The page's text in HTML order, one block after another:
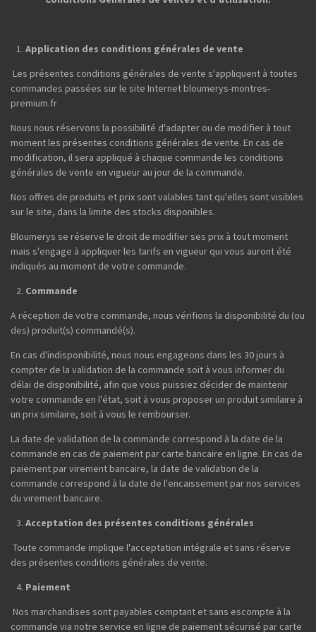
Application des conditions générales de vente
Les présentes conditions générales de vente s'appliquent à toutes
commandes passées sur le site Internet bloumerys-montres-
premium.fr
Nous nous réservons la possibilité d'adapter ou de modifier à tout
moment les présentes conditions générales de vente. En cas de
modification, il sera appliqué à chaque commande les conditions
générales de vente en vigueur au jour de la commande.
Nos offres de produits et prix sont valables tant qu'elles sont visibles
sur le site, dans la limite des stocks disponibles.
Bloumerys se réserve le droit de modifier ses prix à tout moment
mais s'engage à appliquer les tarifs en vigueur qui vous auront été
indiqués au moment de votre commande.
Commande
A réception de votre commande, nous vérifions la disponibilité du (ou
des) produit(s) commandé(s).
En cas d'indisponibilité, nous nous engageons dans les 30 jours à
compter de la validation de la commande soit à vous informer du
délai de disponibilité, afin que vous puissiez décider de maintenir
votre commande en l'état, soit à vous proposer un produit similaire à
un prix similaire, soit à vous le rembourser.
La date de validation de la commande correspond à la date de la
commande en cas de paiement par carte bancaire en ligne. En cas de
paiement par virement bancaire, la date de validation de la
commande correspond à la date de l'encaissement par nos services
du virement bancaire.
Acceptation des présentes conditions générales
Toute commande implique l'acceptation intégrale et sans réserve
des présentes conditions générales de vente.
Paiement
Nos marchandises sont payables comptant et sans escompte à la
commande via notre service en ligne de paiement sécurisé par carte